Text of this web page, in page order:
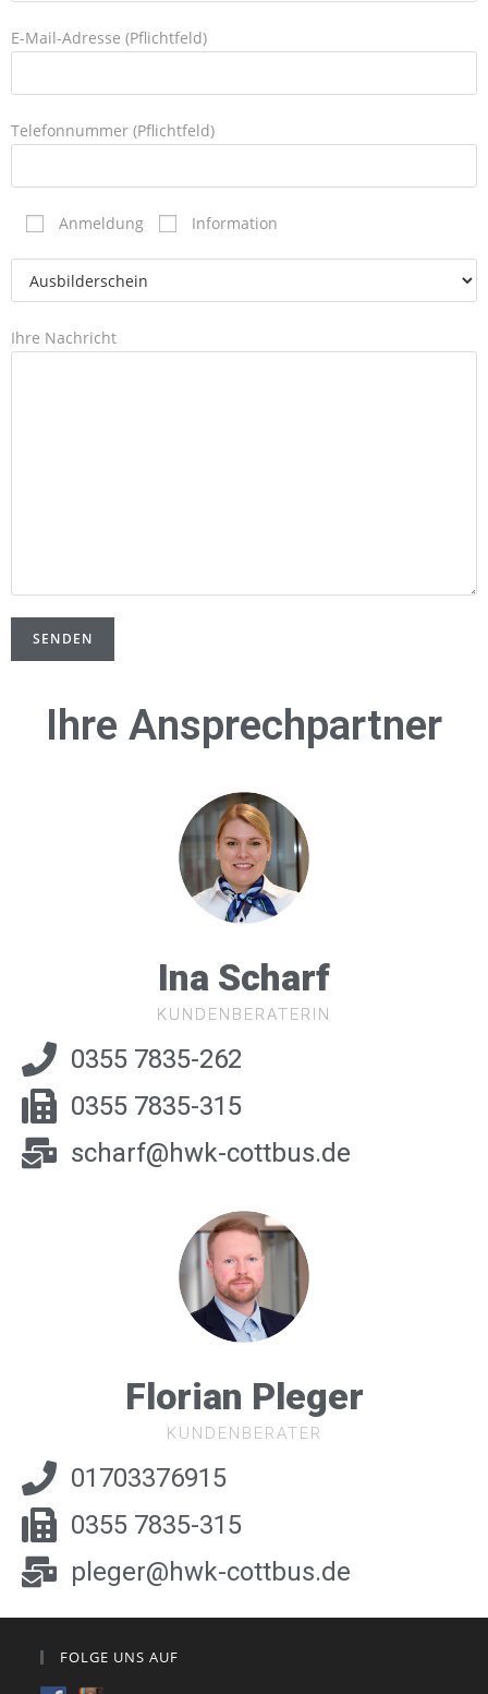
E-Mail-Adresse (Pflichtfeld)
Telefonnummer (Pflichtfeld)
Anmeldung Information
Ihre Nachricht
Ihre Ansprechpartner
Ina Scharf
KUNDENBERATERIN
0355 7835-262
0355 7835-315
scharf@hwk-cottbus.de
Florian Pleger
KUNDENBERATER
01703376915
0355 7835-315
pleger@hwk-cottbus.de
FOLGE UNS AUF